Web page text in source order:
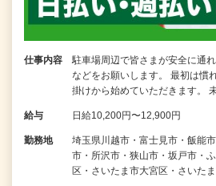
仕事内容
駐車場周辺で皆さまが安全に通
などをお願いします。 最初は慣
掛けから始めていただきます。
給与 日給10,200円〜12,900円
勤務地
埼玉県川越市・富士見市・飯能
市・所沢市・狭山市・坂戸市・
区・さいたま市大宮区・さいた